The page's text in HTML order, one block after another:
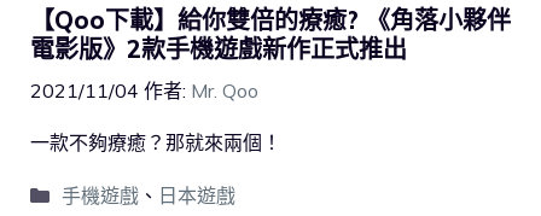
【Qoo下載】給你雙倍的療癒? 《角落小夥伴
電影版》2款手機遊戲新作正式推出
2021/11/04 作者: Mr. Qoo
一款不夠療癒？那就來兩個！
手機遊戲、 日本遊戲